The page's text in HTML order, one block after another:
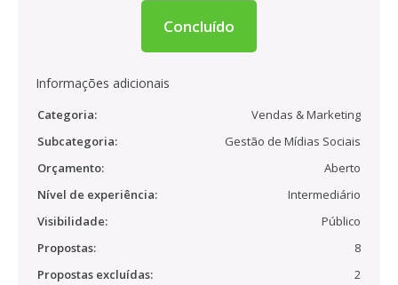
Concluído
Informações adicionais
Categoria:
Vendas & Marketing
Subcategoria:
Gestão de Mídias Sociais
Orçamento:
Aberto
Nível de experiência:
Intermediário
Visibilidade:
Público
Propostas:
8
Propostas excluídas:
2